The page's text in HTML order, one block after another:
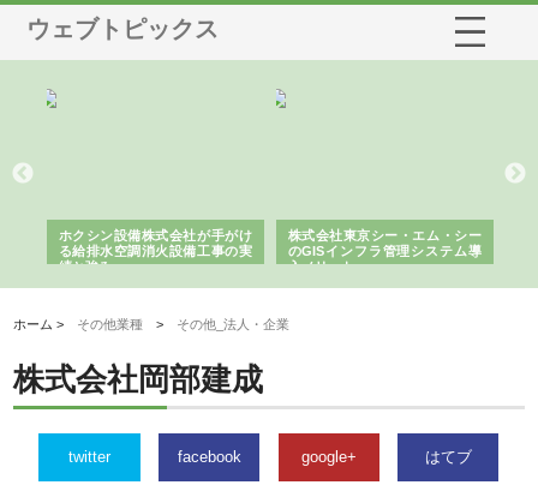
ウェブトピックス
ホクシン設備株式会社が手がけ
る給排水空調消火設備工事の実
績と強み
株式会社東京シー・エム・シー
のGISインフラ管理システム導
入メリット
ホーム > その他業種 > その他_法人・企業
株式会社岡部建成
twitter facebook google+ はてブ